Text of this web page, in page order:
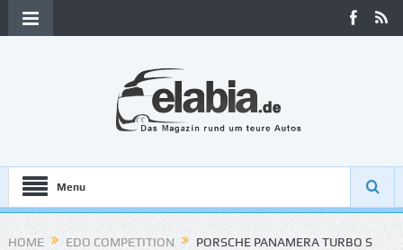
Menu
HOME EDO COMPETITION
PORSCHE PANAMERA TURBO S